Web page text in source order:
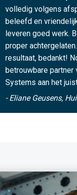
volledig volgens
beleefd en
leveren goed werk.
proper
resultaat, bedankt!
betrouwbare partner
Systems aan het
- Eliane Geusens,